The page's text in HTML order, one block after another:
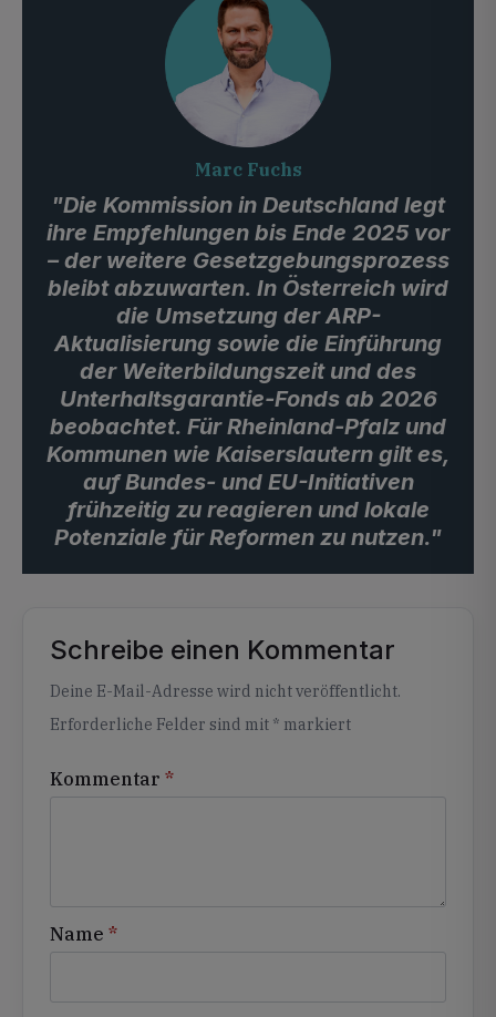
Marc Fuchs
"Die Kommission in Deutschland legt
ihre Empfehlungen bis Ende 2025 vor
– der weitere Gesetzgebungsprozess
bleibt abzuwarten. In Österreich wird
die Umsetzung der ARP-
Aktualisierung sowie die Einführung
der Weiterbildungszeit und des
Unterhaltsgarantie-Fonds ab 2026
beobachtet. Für Rheinland-Pfalz und
Kommunen wie Kaiserslautern gilt es,
auf Bundes- und EU-Initiativen
frühzeitig zu reagieren und lokale
Potenziale für Reformen zu nutzen."
Schreibe einen Kommentar
Deine E-Mail-Adresse wird nicht veröffentlicht.
Erforderliche Felder sind mit * markiert
Kommentar *
Name *
Alternative: